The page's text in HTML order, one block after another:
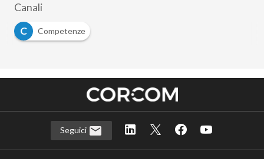
Canali
C
Competenze
Seguici